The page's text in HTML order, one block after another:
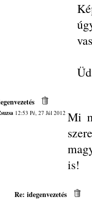
12:53 Pé, 27 Júl 2012 Mi
is!
Re: idegenvezetés